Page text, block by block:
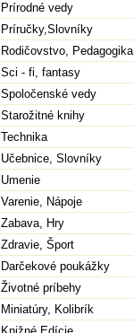
Prírodné vedy
Príručky,Slovníky
Rodičovstvo, Pedagogika
Sci - fi, fantasy
Spoločenské vedy
Starožitné knihy
Technika
Učebnice, Slovníky
Umenie
Varenie, Nápoje
Zabava, Hry
Zdravie, Šport
Darčekové poukážky
Životné príbehy
Miniatúry, Kolibrík